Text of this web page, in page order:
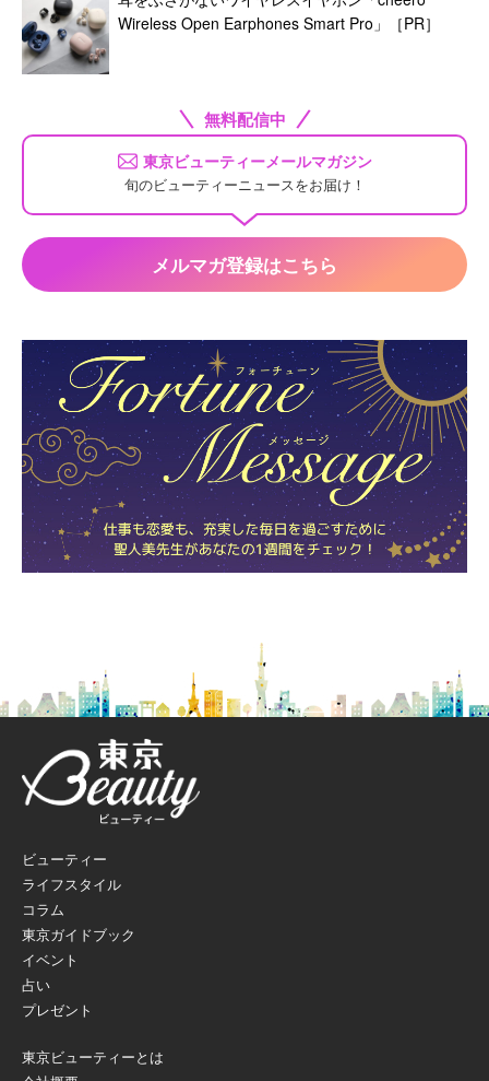
Wireless Open Earphones Smart Pro」［PR］
無料配信中
東京ビューティーメールマガジン
旬のビューティーニュースをお届け！
メルマガ登録はこちら
ビューティー
ライフスタイル
コラム
東京ガイドブック
イベント
占い
プレゼント
東京ビューティーとは